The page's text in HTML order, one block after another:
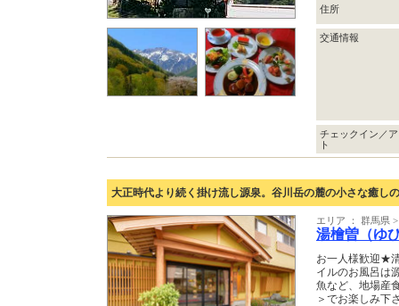
住所
交通情報
チェックイン／
ト
大正時代より続く掛け流し源泉。谷川岳の麓の小さな癒し
エリア ： 群馬県
湯檜曽（ゆ
お一人様歓迎★
イルのお風呂は
魚など、地場
＞でお楽しみ下